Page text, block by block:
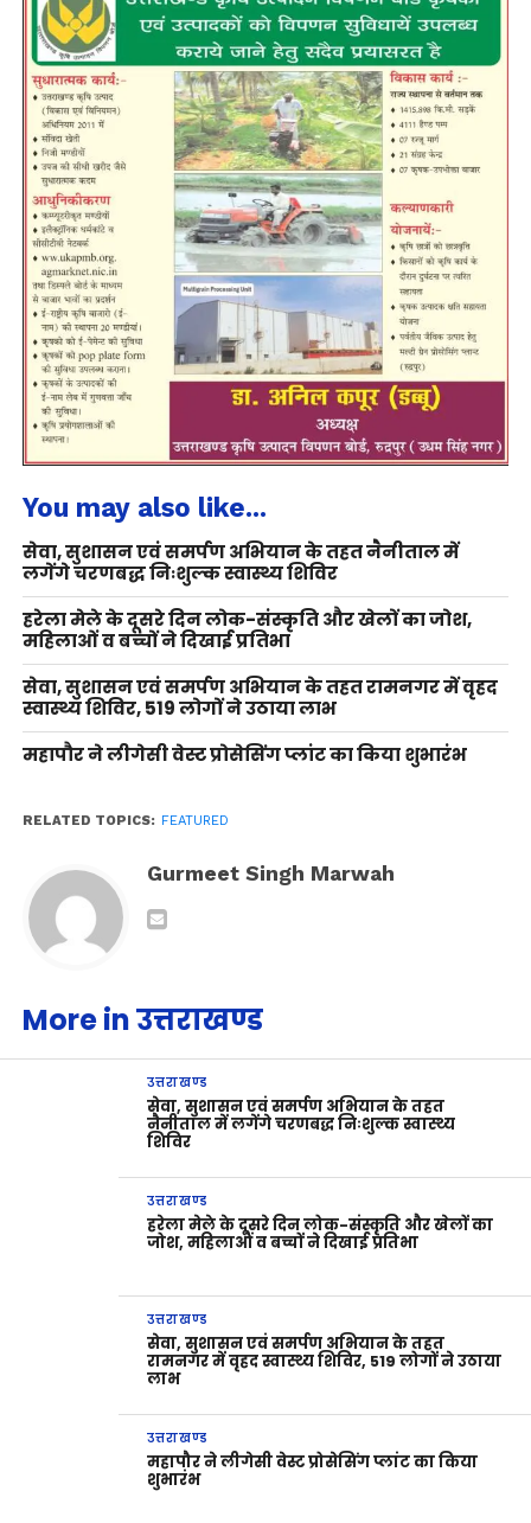
You may also like...
सेवा, सुशासन एवं समर्पण अभियान के तहत नैनीताल में
लगेंगे चरणबद्ध निःशुल्क स्वास्थ्य शिविर
हरेला मेले के दूसरे दिन लोक-संस्कृति और खेलों का जोश,
महिलाओं व बच्चों ने दिखाई प्रतिभा
सेवा, सुशासन एवं समर्पण अभियान के तहत रामनगर में वृहद
स्वास्थ्य शिविर, 519 लोगों ने उठाया लाभ
महापौर ने लीगेसी वेस्ट प्रोसेसिंग प्लांट का किया शुभारंभ
RELATED TOPICS: FEATURED
Gurmeet Singh Marwah
More in उत्तराखण्ड
उत्तराखण्ड
सेवा, सुशासन एवं समर्पण अभियान के तहत
नैनीताल में लगेंगे चरणबद्ध निःशुल्क स्वास्थ्य
शिविर
उत्तराखण्ड
हरेला मेले के दूसरे दिन लोक-संस्कृति और खेलों का
जोश, महिलाओं व बच्चों ने दिखाई प्रतिभा
उत्तराखण्ड
सेवा, सुशासन एवं समर्पण अभियान के तहत
रामनगर में वृहद स्वास्थ्य शिविर, 519 लोगों ने उठाया
लाभ
उत्तराखण्ड
महापौर ने लीगेसी वेस्ट प्रोसेसिंग प्लांट का किया
शुभारंभ